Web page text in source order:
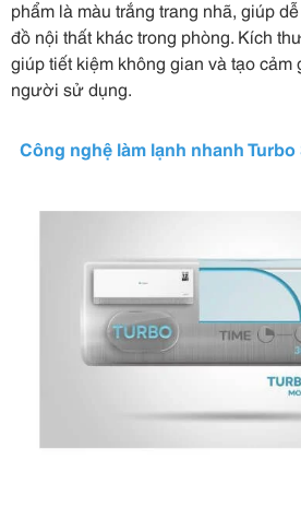
phẩm là màu trắng trang nhã, giúp
đồ nội thất khác trong phòng. Kích
giúp tiết kiệm không gian và tạo cảm
người sử dụng.
Công nghệ làm lạnh nhanh Turbo